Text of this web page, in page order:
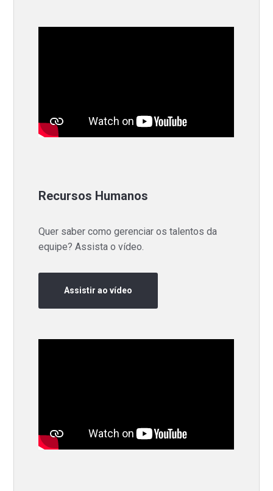
Recursos Humanos
Quer saber como gerenciar os talentos da
equipe? Assista o vídeo.
Assistir ao vídeo